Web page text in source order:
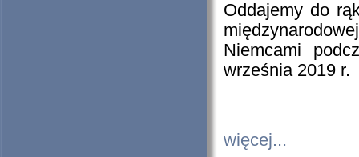
Oddajemy do
Niemcami
września 2019 r.
więcej...